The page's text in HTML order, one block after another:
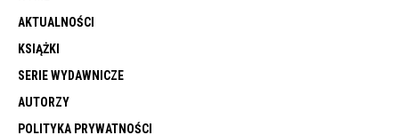
AKTUALNOŚCI
KSIĄŻKI
SERIE WYDAWNICZE
AUTORZY
POLITYKA PRYWATNOŚCI